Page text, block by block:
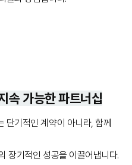
속 가능한 파트너십
단기적인 계약이 아니라, 함께
장기적인 성공을 이끌어냅니다.